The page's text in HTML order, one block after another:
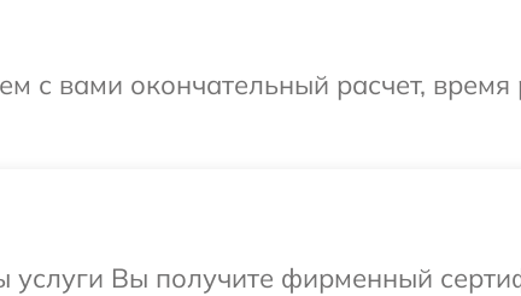
с вами окончательный расчет,
услуги Вы получите фирменный